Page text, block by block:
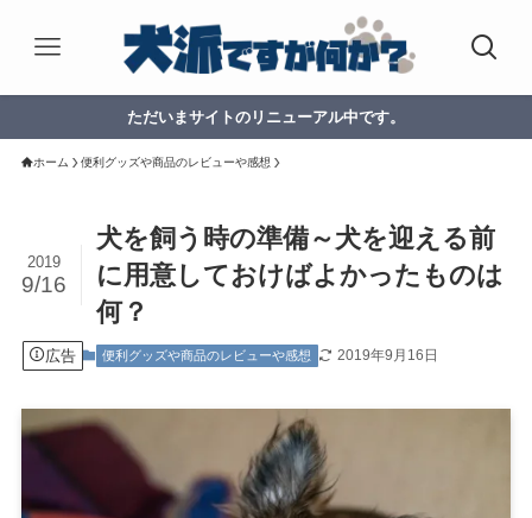
ただいまサイトのリニューアル中です。
ホーム 便利グッズや商品のレビューや感想
犬を飼う時の準備～犬を迎える前
に用意しておけばよかったものは
何？
2019
9/16
広告 便利グッズや商品のレビューや感想 2019年9月16日